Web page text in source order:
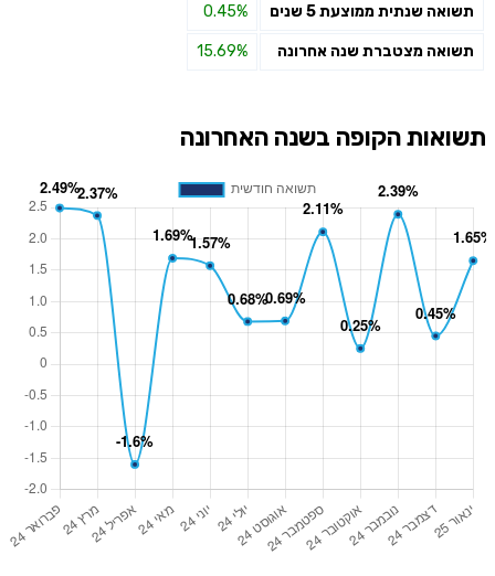
תשואה שנתית ממוצעת 5 שנים 0.45%
תשואה מצטברת שנה אחרונה 15.69%
תשואות הקופה בשנה האחרונה